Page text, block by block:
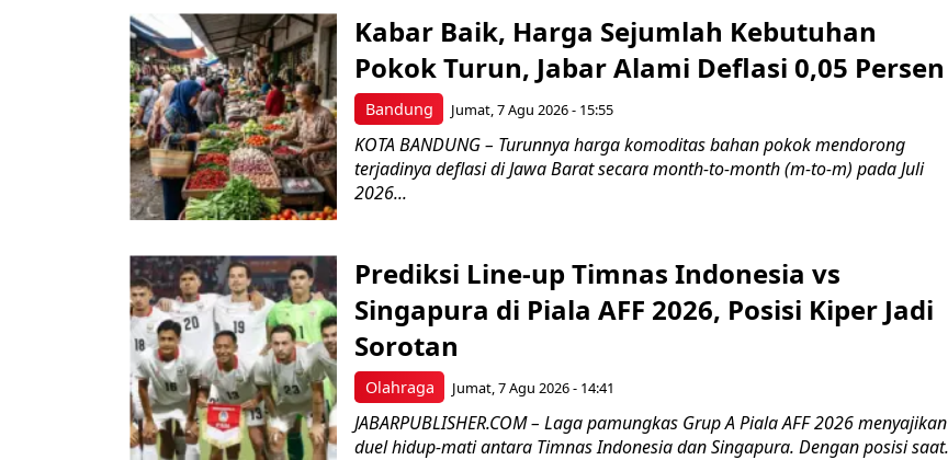
Bandung
Kabar Baik, Harga Sejumlah Kebutuhan
Pokok Turun, Jabar Alami Deflasi 0,05 Persen
Jumat, 7 Agu 2026 - 15:55
KOTA BANDUNG – Turunnya harga komoditas bahan pokok mendorong
terjadinya deflasi di Jawa Barat secara month-to-month (m-to-m) pada Juli
2026...
Olahraga
Prediksi Line-up Timnas Indonesia vs
Singapura di Piala AFF 2026, Posisi Kiper Jadi
Sorotan
Jumat, 7 Agu 2026 - 14:41
JABARPUBLISHER.COM – Laga pamungkas Grup A Piala AFF 2026 menyajikan
duel hidup-mati antara Timnas Indonesia dan Singapura. Dengan posisi